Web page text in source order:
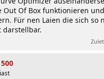
Out Of Box funktionieren
Für nen Laien die sich so
darstellbar.